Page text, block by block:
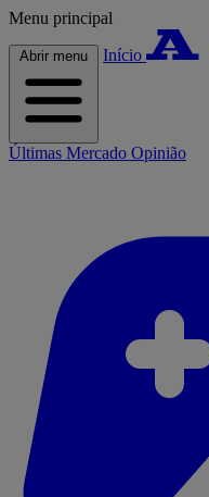
Menu principal
Abrir menu Início
Últimas Mercado Opinião